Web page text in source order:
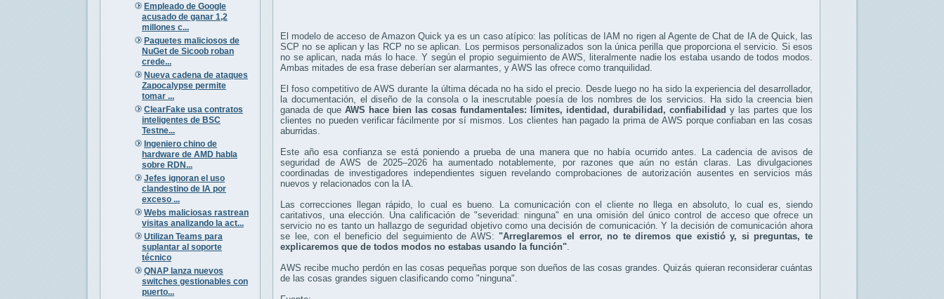
Empleado de Google
acusado de ganar 1,2
millones c...
Paquetes maliciosos de
NuGet de Sicoob roban
crede...
Nueva cadena de ataques
Zapocalypse permite
tomar ...
ClearFake usa contratos
inteligentes de BSC
Testne...
Ingeniero chino de
hardware de AMD habla
sobre RDN...
Jefes ignoran el uso
clandestino de IA por
exceso ...
Webs maliciosas rastrean
visitas analizando la act...
Utilizan Teams para
suplantar al soporte
técnico
QNAP lanza nuevos
switches gestionables con
puerto...
El modelo de acceso de Amazon Quick ya es un caso atípico: las políticas de IAM no rigen al Agente de Chat de IA de Quick, las
SCP no se aplican y las RCP no se aplican. Los permisos personalizados son la única perilla que proporciona el servicio. Si esos
no se aplican, nada más lo hace. Y según el propio seguimiento de AWS, literalmente nadie los estaba usando de todos modos.
Ambas mitades de esa frase deberían ser alarmantes, y AWS las ofrece como tranquilidad.
El foso competitivo de AWS durante la última década no ha sido el precio. Desde luego no ha sido la experiencia del desarrollador,
la documentación, el diseño de la consola o la inescrutable poesía de los nombres de los servicios. Ha sido la creencia bien
ganada de que AWS hace bien las cosas fundamentales: límites, identidad, durabilidad, confiabilidad y las partes que los
clientes no pueden verificar fácilmente por sí mismos. Los clientes han pagado la prima de AWS porque confiaban en las cosas
aburridas.
Este año esa confianza se está poniendo a prueba de una manera que no había ocurrido antes. La cadencia de avisos de
seguridad de AWS de 2025–2026 ha aumentado notablemente, por razones que aún no están claras. Las divulgaciones
coordinadas de investigadores independientes siguen revelando comprobaciones de autorización ausentes en servicios más
nuevos y relacionados con la IA.
Las correcciones llegan rápido, lo cual es bueno. La comunicación con el cliente no llega en absoluto, lo cual es, siendo
caritativos, una elección. Una calificación de "severidad: ninguna" en una omisión del único control de acceso que ofrece un
servicio no es tanto un hallazgo de seguridad objetivo como una decisión de comunicación. Y la decisión de comunicación ahora
se lee, con el beneficio del seguimiento de AWS: "Arreglaremos el error, no te diremos que existió y, si preguntas, te
explicaremos que de todos modos no estabas usando la función"
AWS recibe mucho perdón en las cosas pequeñas porque son dueños de las cosas grandes. Quizás quieran reconsiderar cuántas
de las cosas grandes siguen clasificando como "ninguna".